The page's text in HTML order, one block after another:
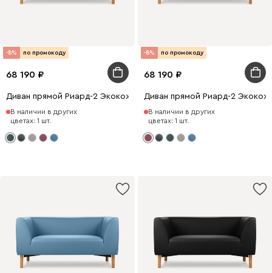
-8% по промокоду
68 190
Диван прямой Риард-2 Экокожа Зеленый
В наличии в других
цветах: 1 шт.
-8% по промокоду
68 190
Диван прямой Риард-2
В наличии в других
цветах: 1 шт.